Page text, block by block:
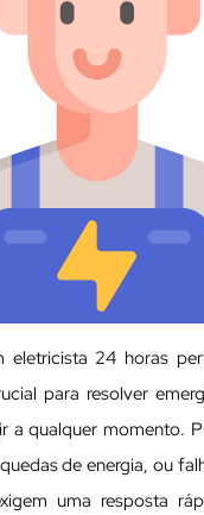
eletricista 24 horas
para resolver
a qualquer momento.
de energia, ou
uma resposta